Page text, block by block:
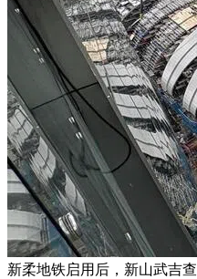
新柔地铁启用后，新山武吉